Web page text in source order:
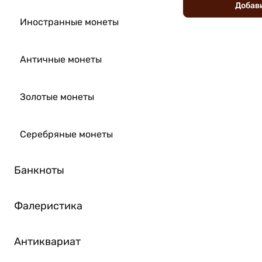
Иностранные монеты
Античные монеты
Золотые монеты
Серебряные монеты
Банкноты
Фалеристика
Антиквариат